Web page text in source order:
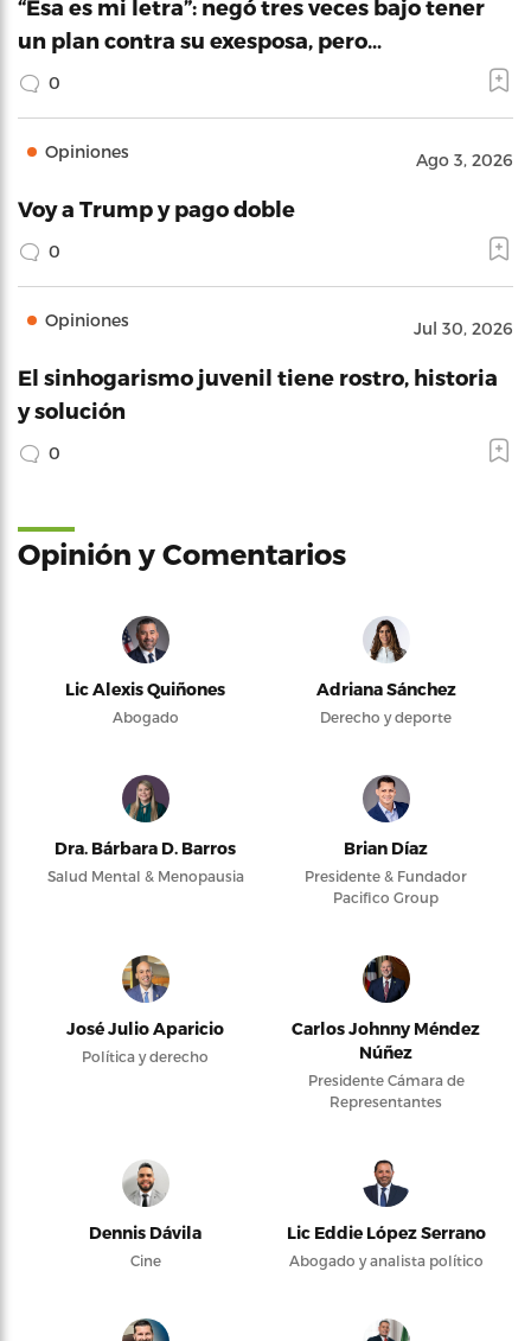
“Esa es mi letra”: negó tres veces bajo tener
un plan contra su exesposa, pero…
0
Opiniones Ago 3, 2026
Voy a Trump y pago doble
0
Opiniones Jul 30, 2026
El sinhogarismo juvenil tiene rostro, historia
y solución
0
Opinión y Comentarios
Lic Alexis Quiñones
Abogado
Adriana Sánchez
Derecho y deporte
Dra. Bárbara D. Barros
Salud Mental & Menopausia
Brian Díaz
Presidente & Fundador
Pacifico Group
José Julio Aparicio
Política y derecho
Carlos Johnny Méndez
Núñez
Presidente Cámara de
Representantes
Dennis Dávila
Cine
Lic Eddie López Serrano
Abogado y analista político